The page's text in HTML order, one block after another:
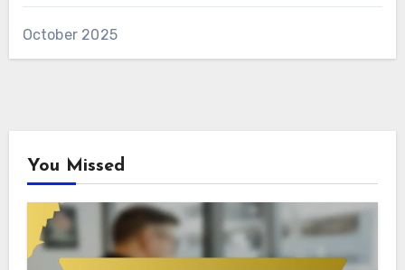
October 2025
You Missed